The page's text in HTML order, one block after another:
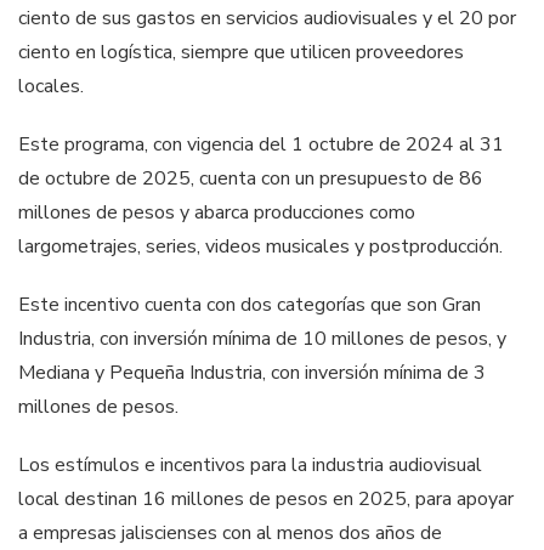
ciento de sus gastos en servicios audiovisuales y el 20 por
ciento en logística, siempre que utilicen proveedores
locales.
Este programa, con vigencia del 1 octubre de 2024 al 31
de octubre de 2025, cuenta con un presupuesto de 86
millones de pesos y abarca producciones como
largometrajes, series, videos musicales y postproducción.
Este incentivo cuenta con dos categorías que son Gran
Industria, con inversión mínima de 10 millones de pesos, y
Mediana y Pequeña Industria, con inversión mínima de 3
millones de pesos.
Los estímulos e incentivos para la industria audiovisual
local destinan 16 millones de pesos en 2025, para apoyar
a empresas jaliscienses con al menos dos años de